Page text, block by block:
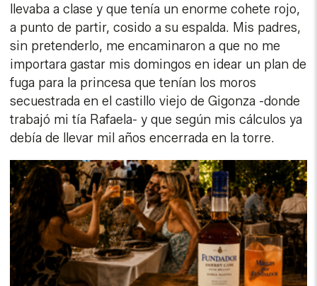
llevaba a clase y que tenía un enorme cohete rojo,
a punto de partir, cosido a su espalda. Mis padres,
sin pretenderlo, me encaminaron a que no me
importara gastar mis domingos en idear un plan de
fuga para la princesa que tenían los moros
secuestrada en el castillo viejo de Gigonza -donde
trabajó mi tía Rafaela- y que según mis cálculos ya
debía de llevar mil años encerrada en la torre.